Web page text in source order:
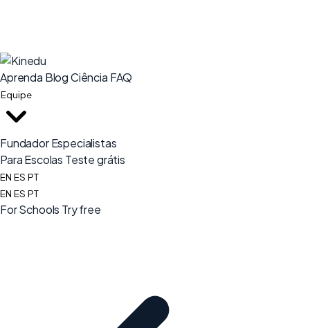
Aprenda BlogCiência FAQ
Equipe
Fundador Especialistas
Para Escolas Teste grátis
EN ES PT
EN ES PT
For Schools Try free